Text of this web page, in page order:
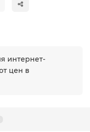
интернет-
цен в